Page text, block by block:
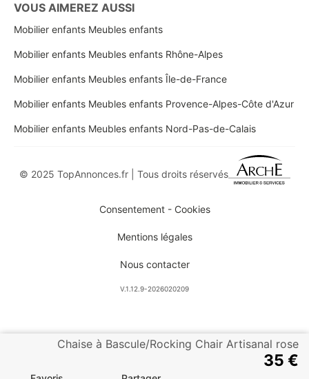
Chaise à Bascule/Rocking Chair Artisanal rose
35 €
VOUS AIMEREZ AUSSI
Mobilier enfants Meubles enfants
Mobilier enfants Meubles enfants Rhône-Alpes
Mobilier enfants Meubles enfants Île-de-France
Mobilier enfants Meubles enfants Provence-Alpes-Côte d'Azur
Mobilier enfants Meubles enfants Nord-Pas-de-Calais
© 2025 TopAnnonces.fr | Tous droits réservés
Consentement - Cookies
Mentions légales
Nous contacter
V.1.12.9-2026020209